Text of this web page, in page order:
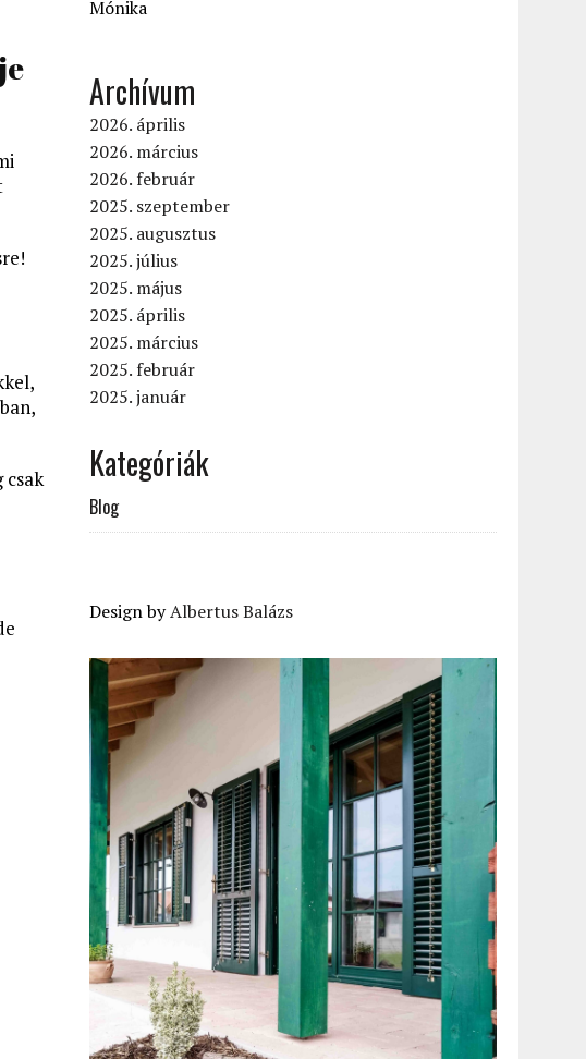
csak
Mónika
Archívum
2026. április
2026. március
2026. február
2025. szeptember
2025. augusztus
2025. július
2025. május
2025. április
2025. március
2025. február
2025. január
Kategóriák
Blog
Design byAlbertus Balázs